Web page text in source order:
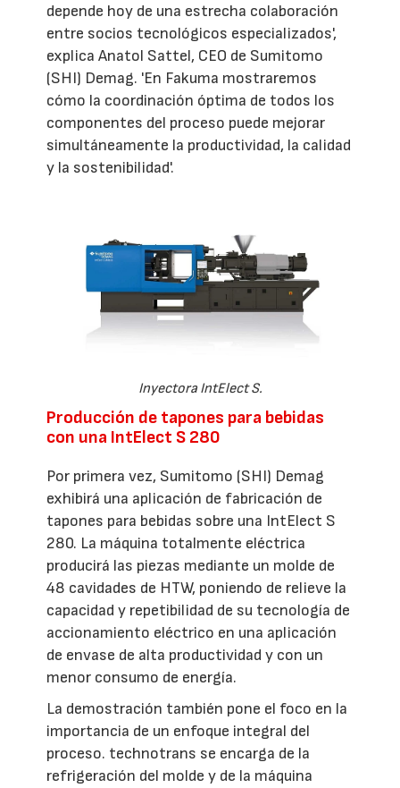
depende hoy de una estrecha colaboración
entre socios tecnológicos especializados',
explica Anatol Sattel, CEO de Sumitomo
(SHI) Demag. 'En Fakuma mostraremos
cómo la coordinación óptima de todos los
componentes del proceso puede mejorar
simultáneamente la productividad, la calidad
y la sostenibilidad'.
Inyectora IntElect S.
Producción de tapones para bebidas
con una IntElect S 280
Por primera vez, Sumitomo (SHI) Demag
exhibirá una aplicación de fabricación de
tapones para bebidas sobre una IntElect S
280. La máquina totalmente eléctrica
producirá las piezas mediante un molde de
48 cavidades de HTW, poniendo de relieve la
capacidad y repetibilidad de su tecnología de
accionamiento eléctrico en una aplicación
de envase de alta productividad y con un
menor consumo de energía.
La demostración también pone el foco en la
importancia de un enfoque integral del
proceso. technotrans se encarga de la
refrigeración del molde y de la máquina